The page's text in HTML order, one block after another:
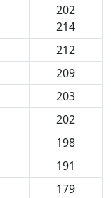
202
214
212
209
203
202
198
191
179